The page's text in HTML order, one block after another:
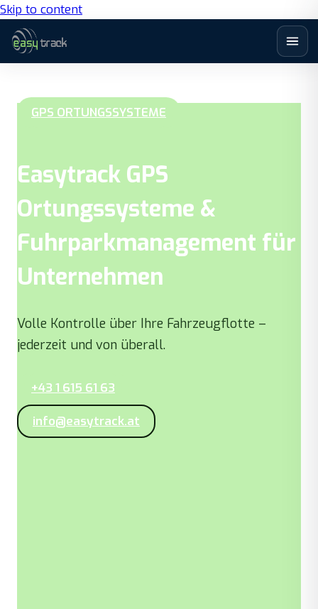
Skip to content
GPS ORTUNGSSYSTEME
Easytrack GPS
Ortungssysteme &
Fuhrparkmanagement für
Unternehmen
Volle Kontrolle über Ihre Fahrzeugflotte –
jederzeit und von überall.
+43 1 615 61 63
info@easytrack.at